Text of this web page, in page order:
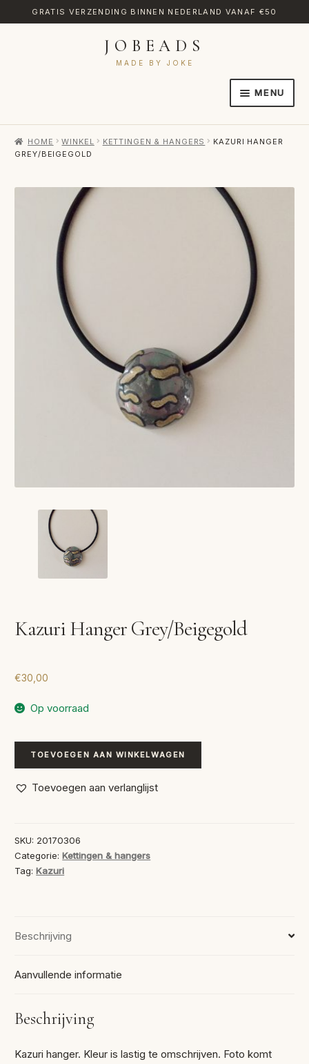
GRATIS VERZENDING BINNEN NEDERLAND VANAF €50
JOBEADS
MADE BY JOKE
MENU
AFREKENEN
MIJN ACCOUNT
TRANSLATE
VERLANGLIJST
VERZENDKOSTEN
HOME WINKEL KETTINGEN & HANGERS
KAZURI HANGER
GREY/BEIGEGOLD
Kazuri Hanger Grey/Beigegold
€30,00
Op voorraad
Kazuri
Hanger
Grey/Beigegold
TOEVOEGEN AAN WINKELWAGEN
Toevoegen aan verlanglijst
SKU: 20170306
Categorie:Kettingen & hangers
Tag:Kazuri
Beschrijving
Aanvullende informatie
Beschrijving
Kazuri hanger. Kleur is lastig te omschrijven. Foto komt